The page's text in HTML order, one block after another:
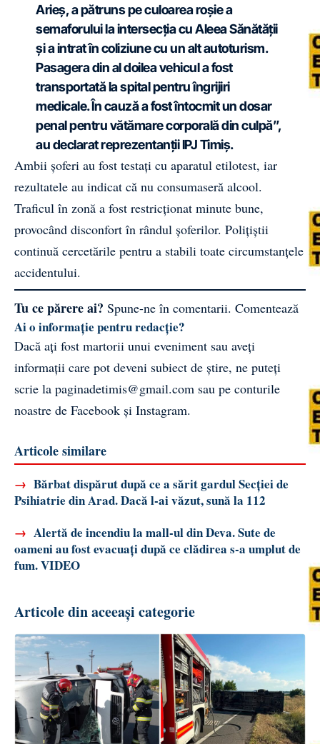
Arieș, a pătruns pe culoarea roșie a
semaforului la intersecția cu Aleea Sănătății
și a intrat în coliziune cu un alt autoturism.
Pasagera din al doilea vehicul a fost
transportată la spital pentru îngrijiri
medicale. În cauză a fost întocmit un dosar
penal pentru vătămare corporală din culpă”,
au declarat reprezentanții IPJ Timiș.
Ambii șoferi au fost testați cu aparatul etilotest, iar
rezultatele au indicat că nu consumaseră alcool.
Traficul în zonă a fost restricționat minute bune,
provocând disconfort în rândul șoferilor. Polițiștii
continuă cercetările pentru a stabili toate circumstanțele
accidentului.
Tu ce părere ai? Spune-ne în comentarii. Comentează
Ai o informație pentru redacție?
Dacă ați fost martorii unui eveniment sau aveți
informații care pot deveni subiect de știre, ne puteți
scrie la paginadetimis@gmail.com sau pe conturile
noastre de Facebook și Instagram.
Articole similare
→ Bărbat dispărut după ce a sărit gardul Secției de
Psihiatrie din Arad. Dacă l-ai văzut, sună la 112
→ Alertă de incendiu la mall-ul din Deva. Sute de
oameni au fost evacuați după ce clădirea s-a umplut de
fum. VIDEO
Articole din aceeași categorie